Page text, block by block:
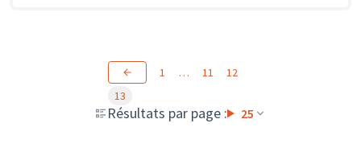
Résultats par page : 25
1 … 11
12
13